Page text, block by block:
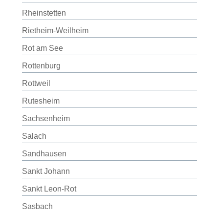
Rheinstetten
Rietheim-Weilheim
Rot am See
Rottenburg
Rottweil
Rutesheim
Sachsenheim
Salach
Sandhausen
Sankt Johann
Sankt Leon-Rot
Sasbach